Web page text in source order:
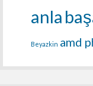
anla
Beyazkin amd